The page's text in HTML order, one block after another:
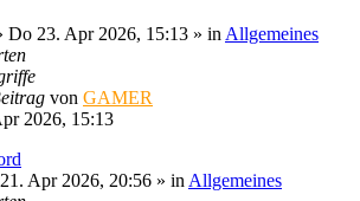
Do 23. Apr 2026, 15:13 » in Allgemeines
von GAMER
2026, 15:13
Apr 2026, 20:56 » in Allgemeines